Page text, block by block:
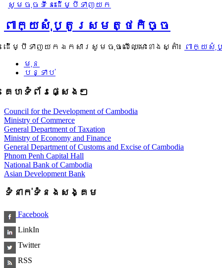
សូមចុចទីនេះដើម្បីទាញយក
ពាក្យសុំប្តូរសមត្ថកិច្ច
ដើម្បីទាញយកឯកសារសូមចុចលើឈ្មោះខាងស្តាំ៖
ពាក្យ
មុន
បន្ទាប់
គេហទំព័រផ្សេងៗ
Council for the Development of Cambodia
Ministry of Commerce
General Department of Taxation
Ministry of Economy and Finance
General Department of Customs and Excise of Cambodia
Phnom Penh Capital Hall
National Bank of Cambodia
Asian Development Bank
ទំនាក់ទំនងសង្គម
Facebook
LinkIn
Twitter
RSS